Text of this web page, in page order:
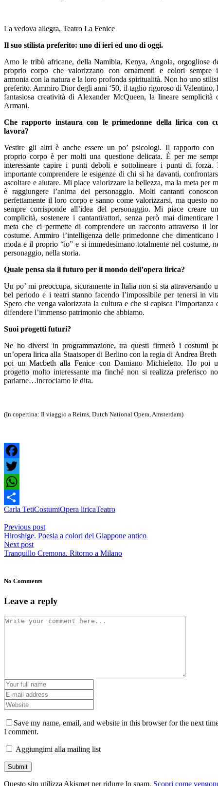
La vedova allegra, Teatro La Fenice
Il suo stilista preferito: uno di ieri ed uno di oggi.
Amo le tribù africane, della Namibia, Kenya, Angola, orgogliose
proprio corpo che valorizzano con ornamenti e colori sempre
armonia con la natura e la loro profonda spiritualità. Non ho uno
preferito. Ammiro Dior degli anni ‘50, il taglio rigoroso di Valentino,
fantasiosa creatività di Alexander McQueen, la lineare semplicità
Armani.
Che rapporto instaura con le primedonne della lirica con
lavora?
Vestire gli altri è anche essere un po’ psicologi. Il rapporto con
proprio corpo è per molti una questione delicata. È per me
interessante capire i punti deboli e sottolineare i punti di forza.
importante comprendere le esigenze di chi si ha davanti,
ascoltare e aiutare. Mi piace valorizzare la bellezza, ma la meta per
è raggiungere l’anima del personaggio. Molti cantanti
perfettamente il loro corpo e sanno come valorizzarsi, ma questo
sempre corrisponde all’idea del personaggio. Mi piace creare
complicità, sostenere i cantanti/attori, senza però mai dimenticare
meta che ci permette di comprendere un racconto attraverso il
costume. Ammiro l’intelligenza delle primedonne che dimenticano
moda e il proprio “io” e si immedesimano totalmente nel costume,
personaggio, nella storia.
Quale pensa sia il futuro per il mondo dell’opera lirica?
Un po’ mi preoccupa, sicuramente in Italia non si sta attraversando
bel periodo e i teatri stanno facendo l’impossibile per tenersi in
Spero che venga valorizzata la cultura e che si capisca l’importanza
difendere l’immenso patrimonio che abbiamo.
Suoi progetti futuri?
Ne ho diversi in programmazione, tra questi firmerò i costumi
un’opera lirica alla Staatsoper di Berlino con la regia di Andrea Breth
poi un Macbeth alla Fenice con Damiano Michieletto. Ho poi
progetto molto interessante ma finché non si realizza preferisco
parlarne…incrociamo le dita.
(In copertina: Il viaggio a Reims, Dutch National Opera, Amsterdam)
Facebook
Twitter
WhatsApp
Condividi
Carla TetiCostumiOpera liricaTeatro
Previous post
Hiroshige. Poesia a colori del Giappone antico
Next post
Tranquillo Cremona. Ritorno a Milano
No Comments
Leave a reply
Save my name, email, and website in this browser for the next
I comment.
Aggiungimi alla mailing list
Questo sito utilizza Akismet per ridurre lo spam. Scopri come